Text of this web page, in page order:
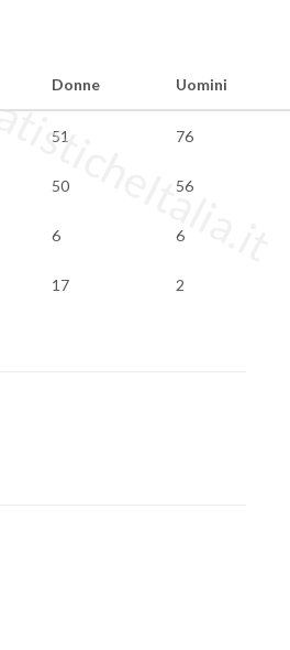
Donne Uomini
51 76
50 56
6 6
17 2